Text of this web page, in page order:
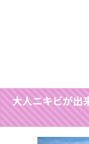
大人ニキビが出